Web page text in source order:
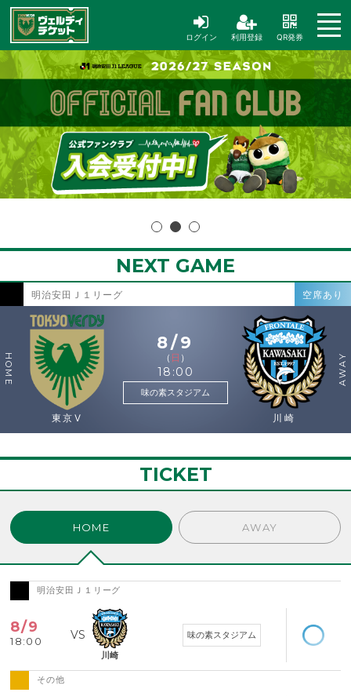
ログイン 利用登録 QR発券
NEXT GAME
明治安田Ｊ１リーグ 空席あり
HOME
東京V
8/9
（ 日 ）
18:00
味の素スタジアム
川崎
AWAY
TICKET
HOME AWAY
明治安田Ｊ１リーグ
8/9
18:00
川崎
味の素スタジアム
その他